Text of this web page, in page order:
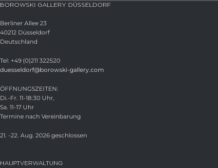
BOROWSKI GALLERY DÜSSELDORF
Berliner Allee 23
40212 Düsseldorf
Deutschland
Tel: +49 (0)211 322520
duesseldorf@borowski-gallery.com
ÖFFNUNGSZEITEN:
Di.-Fr. 11-18:30 Uhr,
Sa. 11-17 Uhr
Termine nach Vereinbarung
21. -22. Aug. 2026 geschlossen
HAUPTVERWALTUNG